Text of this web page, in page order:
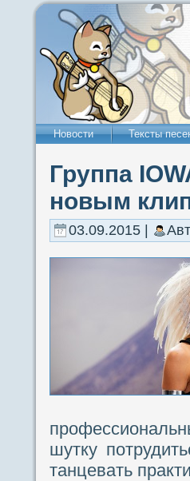
Новости Тексты
Группа
новым
03.09.2015 |
шутку
танцевать